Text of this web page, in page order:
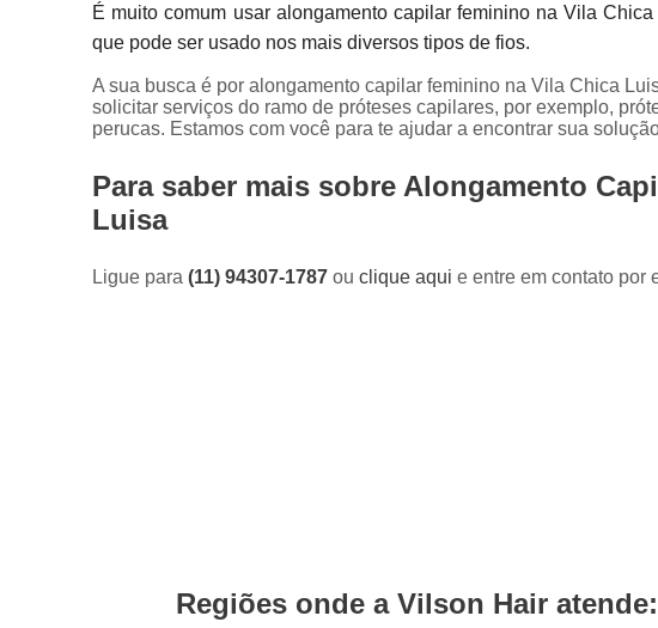
É muito comum usar alongamento capilar feminino na Vila
que pode ser usado nos mais diversos tipos de fios.
A sua busca é por alongamento capilar feminino na Vila Chica
solicitar serviços do ramo de próteses capilares, por exemplo,
perucas. Estamos com você para te ajudar a encontrar sua
Para saber mais sobre Alongamento
Luisa
Ligue para(11) 94307-1787ouclique aqui e entre em contato por
Regiões onde a Vilson Hair atende: